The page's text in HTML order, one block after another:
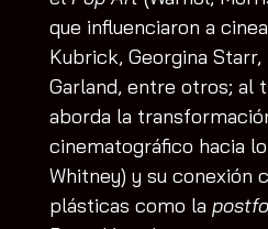
que influenciaron a
Kubrick, Georgina
Garland, entre otros; al
aborda la
cinematográfico hacia
Whitney) y su conexión
plásticas como la